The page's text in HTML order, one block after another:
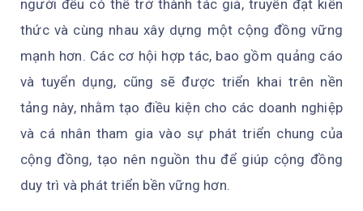
người đều có thể trở thành tác giả, truyền đạt kiến
thức và cùng nhau xây dựng một cộng đồng vững
mạnh hơn. Các cơ hội hợp tác, bao gồm quảng cáo
và tuyển dụng, cũng sẽ được triển khai trên nền
tảng này, nhằm tạo điều kiện cho các doanh nghiệp
và cá nhân tham gia vào sự phát triển chung của
cộng đồng, tạo nên nguồn thu để giúp cộng đồng
duy trì và phát triển bền vững hơn.